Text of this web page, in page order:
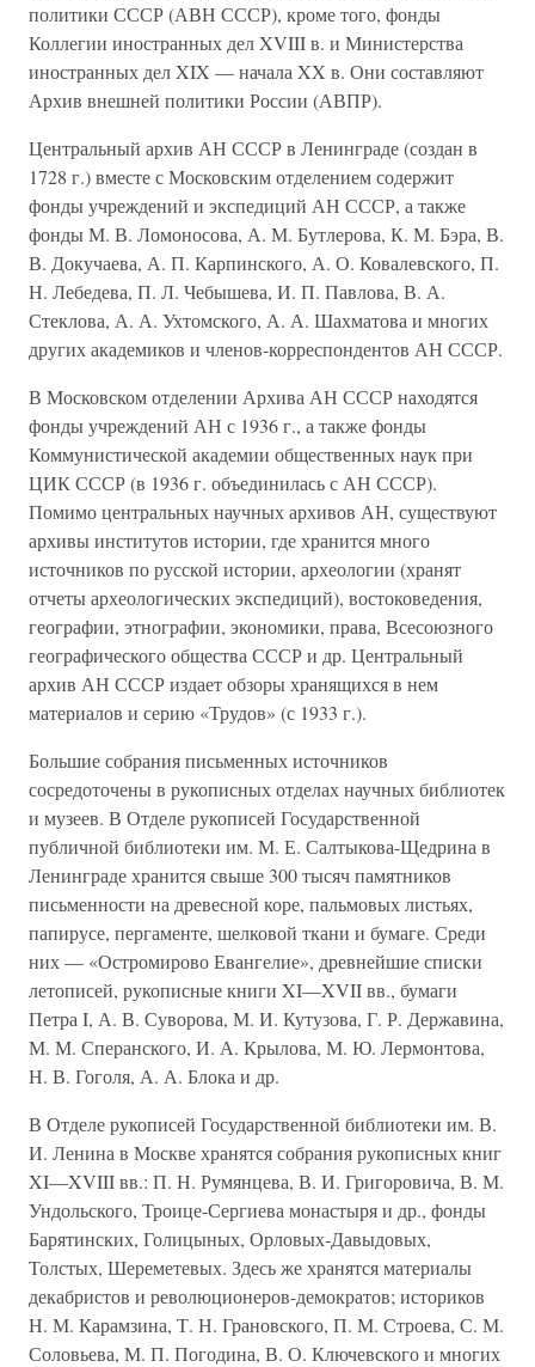
политики СССР (АВН СССР), кроме того, фонды
Коллегии иностранных дел XVIII в. и Министерства
иностранных дел XIX — начала XX в. Они составляют
Архив внешней политики России (АВПР).
Центральный архив АН СССР в Ленинграде (создан в
1728 г.) вместе с Московским отделением содержит
фонды учреждений и экспедиций АН СССР, а также
фонды М. В. Ломоносова, А. М. Бутлерова, К. М. Бэра, В.
В. Докучаева, А. П. Карпинского, А. О. Ковалевского, П.
Н. Лебедева, П. Л. Чебышева, И. П. Павлова, В. А.
Стеклова, А. А. Ухтомского, А. А. Шахматова и многих
других академиков и членов-корреспондентов АН СССР.
В Московском отделении Архива АН СССР находятся
фонды учреждений АН с 1936 г., а также фонды
Коммунистической академии общественных наук при
ЦИК СССР (в 1936 г. объединилась с АН СССР).
Помимо центральных научных архивов АН, существуют
архивы институтов истории, где хранится много
источников по русской истории, археологии (хранят
отчеты археологических экспедиций), востоковедения,
географии, этнографии, экономики, права, Всесоюзного
географического общества СССР и др. Центральный
архив АН СССР издает обзоры хранящихся в нем
материалов и серию «Трудов» (с 1933 г.).
Большие собрания письменных источников
сосредоточены в рукописных отделах научных библиотек
и музеев. В Отделе рукописей Государственной
публичной библиотеки им. М. Е. Салтыкова-Щедрина в
Ленинграде хранится свыше 300 тысяч памятников
письменности на древесной коре, пальмовых листьях,
папирусе, пергаменте, шелковой ткани и бумаге. Среди
них — «Остромирово Евангелие», древнейшие списки
летописей, рукописные книги XI—XVII вв., бумаги
Петра I, А. В. Суворова, М. И. Кутузова, Г. Р. Державина,
М. М. Сперанского, И. А. Крылова, М. Ю. Лермонтова,
Н. В. Гоголя, А. А. Блока и др.
В Отделе рукописей Государственной библиотеки им. В.
И. Ленина в Москве хранятся собрания рукописных книг
XI—XVIII вв.: П. Н. Румянцева, В. И. Григоровича, В. М.
Ундольского, Троице-Сергиева монастыря и др., фонды
Барятинских, Голицыных, Орловых-Давыдовых,
Толстых, Шереметевых. Здесь же хранятся материалы
декабристов и революционеров-демократов; историков
Н. М. Карамзина, Т. Н. Грановского, П. М. Строева, С. М.
Соловьева, М. П. Погодина, В. О. Ключевского и многих